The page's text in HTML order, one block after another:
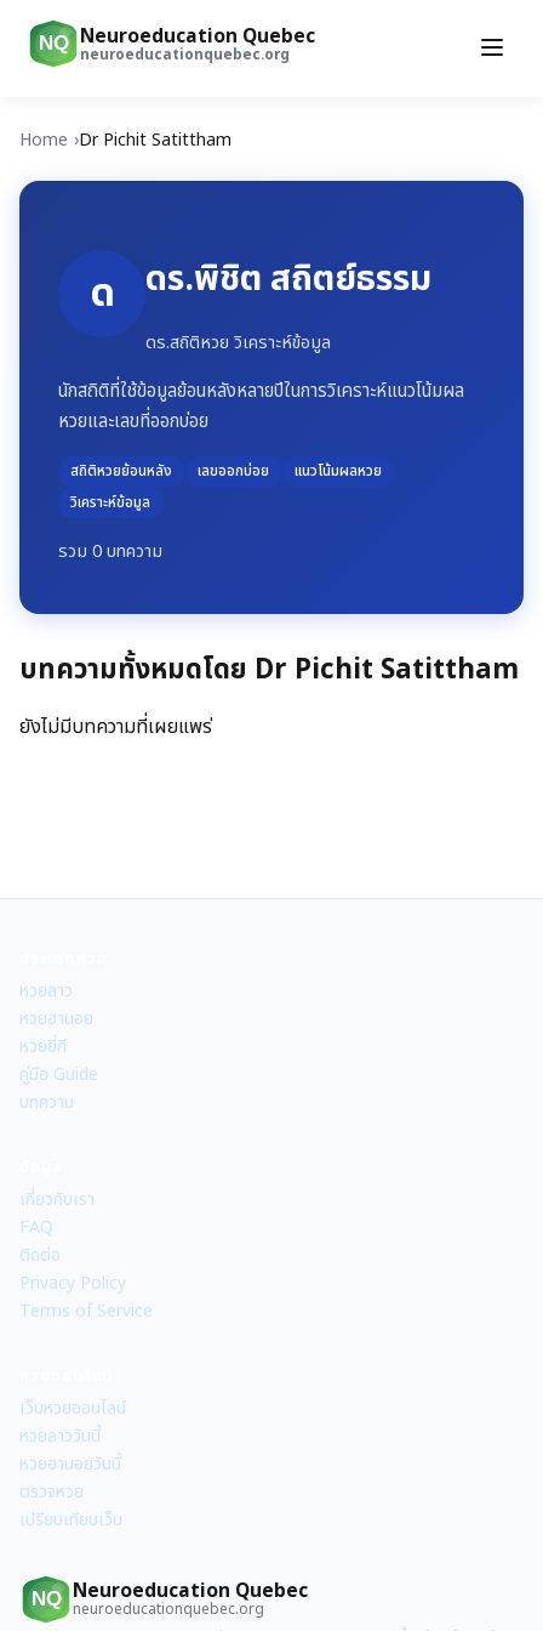
NQ Neuroeducation Quebec
neuroeducationquebec.org
Home Dr Pichit Satittham
ด ดร.พิชิต สถิตย์ธรรม
ดร.สถิติหวย วิเคราะห์ข้อมูล
นักสถิติที่ใช้ข้อมูลย้อนหลังหลายปีในการวิเคราะห์แนวโน้มผล
หวยและเลขที่ออกบ่อย
สถิติหวยย้อนหลัง เลขออกบ่อย
แนวโน้มผลหวย
วิเคราะห์ข้อมูล
รวม 0บทความ
บทความทั้งหมดโดย Dr Pichit Satittham
ยังไม่มีบทความที่เผยแพร่
หวยลาว
หวยฮานอย
หวยยี่กี
คู่มือ Guide
บทความ
เกี่ยวกับเรา
FAQ
ติดต่อ
Privacy Policy
Terms of Service
เว็บหวยออนไลน์
หวยลาววันนี้
หวยฮานอยวันนี้
ตรวจหวย
เปรียบเทียบเว็บ
NQ Neuroeducation Quebec
neuroeducationquebec.org